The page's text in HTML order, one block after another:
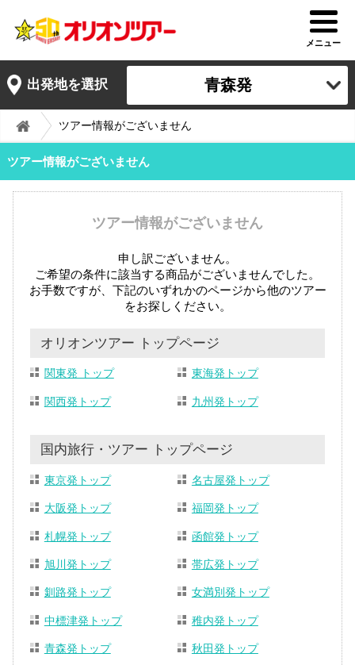
メニュー
出発地を選択 青森発
ツアー情報がございません
ツアー情報がございません
ツアー情報がございません
申し訳ございません。
ご希望の条件に該当する商品がございませんでした。
お手数ですが、下記のいずれかのページから他のツアー
をお探しください。
オリオンツアー トップページ
関東発 トップ 東海発トップ
関西発トップ 九州発トップ
国内旅行・ツアー トップページ
東京発トップ 名古屋発トップ
大阪発トップ 福岡発トップ
札幌発トップ 函館発トップ
旭川発トップ 帯広発トップ
釧路発トップ 女満別発トップ
中標津発トップ 稚内発トップ
青森発トップ 秋田発トップ